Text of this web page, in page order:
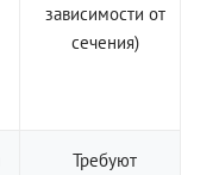
зависимости от
сечения)
Требуют